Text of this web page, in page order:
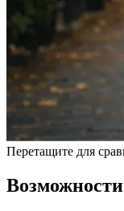
Перетащите для